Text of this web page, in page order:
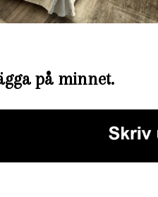
på minnet.